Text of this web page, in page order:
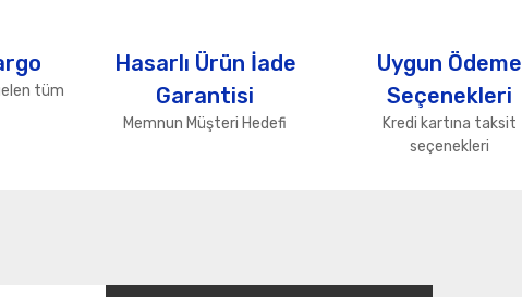
Gönder
tüm
Hasarlı Ürün İade
Garantisi
Memnun Müşteri Hedefi
Uygun Ödeme
Seçenekleri
Kredi kartına taksit
seçenekleri